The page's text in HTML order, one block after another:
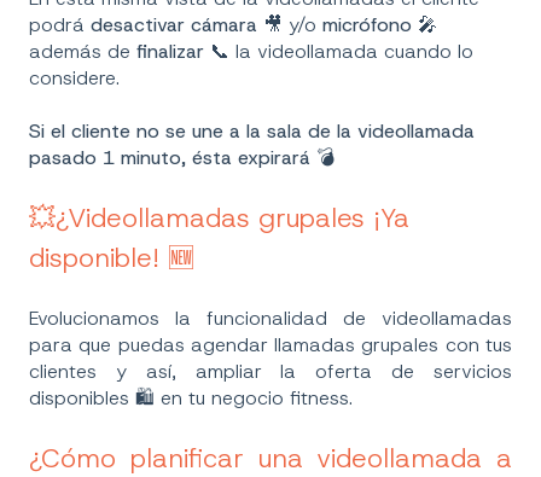
podrá desactivar cámara 🎥 y/o micrófono 🎤
además de finalizar 📞 la videollamada cuando lo
considere.
Si el cliente no se une a la sala de la videollamada
pasado 1 minuto, ésta expirará 💣
💥¿Videollamadas grupales ¡Ya
disponible! 🆕
Evolucionamos la funcionalidad de videollamadas
para que puedas agendar llamadas grupales con tus
clientes y así, ampliar la oferta de servicios
disponibles 🛍 en tu negocio fitness.
¿Cómo planificar una videollamada a